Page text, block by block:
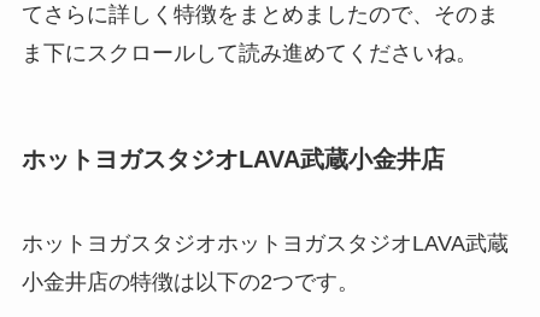
てさらに詳しく特徴をまとめましたので、そのま
ま下にスクロールして読み進めてくださいね。
ホットヨガスタジオLAVA武蔵小金井店
ホットヨガスタジオホットヨガスタジオLAVA武蔵
小金井店の特徴は以下の2つです。